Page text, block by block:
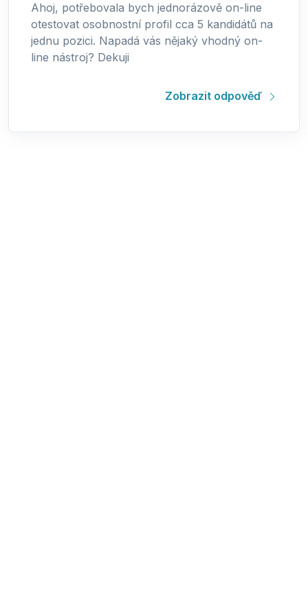
Ahoj, potřebovala bych jednorázově on-line
otestovat osobnostní profil cca 5 kandidátů na
jednu pozici. Napadá vás nějaký vhodný on-
line nástroj? Dekuji
Zobrazit odpověď